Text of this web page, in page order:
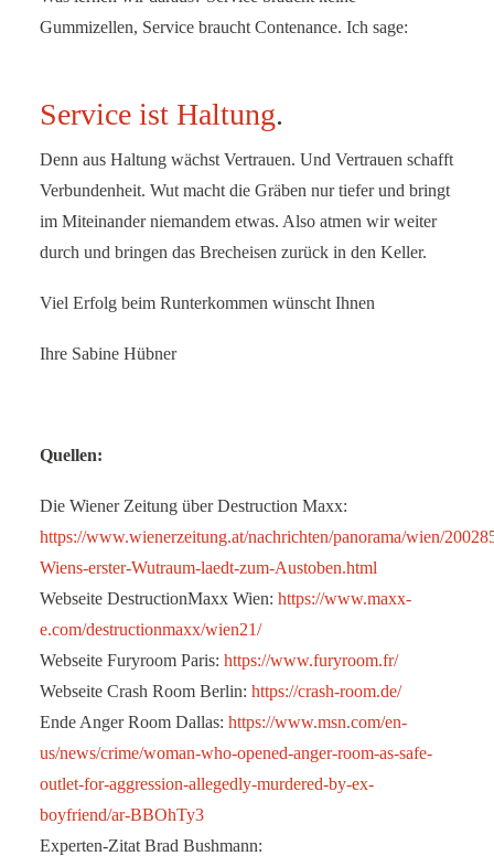
Gummizellen, Service braucht Contenance. Ich sage:
Service ist Haltung.
Denn aus Haltung wächst Vertrauen. Und Vertrauen schafft
Verbundenheit. Wut macht die Gräben nur tiefer und bringt
im Miteinander niemandem etwas. Also atmen wir weiter
durch und bringen das Brecheisen zurück in den Keller.
Viel Erfolg beim Runterkommen wünscht Ihnen
Ihre Sabine Hübner
Quellen:
Die Wiener Zeitung über Destruction Maxx:
https://www.wienerzeitung.at/nachrichten/panorama/wien/
Wiens-erster-Wutraum-laedt-zum-Austoben.html
Webseite DestructionMaxx Wien: https://www.maxx-
e.com/destructionmaxx/wien21/
Webseite Furyroom Paris: https://www.furyroom.fr/
Webseite Crash Room Berlin: https://crash-room.de/
Ende Anger Room Dallas: https://www.msn.com/en-
us/news/crime/woman-who-opened-anger-room-as-safe-
outlet-for-aggression-allegedly-murdered-by-ex-
boyfriend/ar-BBOhTy3
Experten-Zitat Brad Bushmann: